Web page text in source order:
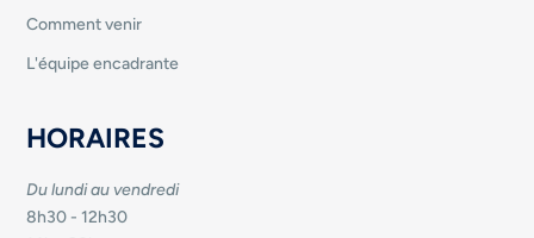
Comment venir
L'équipe encadrante
HORAIRES
Du lundi au vendredi
8h30 - 12h30